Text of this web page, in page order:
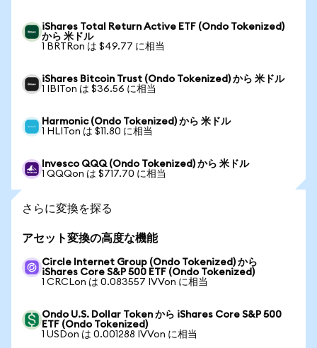
iShares Total Return Active ETF (Ondo Tokenized)
から 米ドル
1 BRTRon は $49.77 に相当
iShares Bitcoin Trust (Ondo Tokenized) から 米ドル
1 IBITon は $36.56 に相当
Harmonic (Ondo Tokenized) から 米ドル
1 HLITon は $11.80 に相当
Invesco QQQ (Ondo Tokenized) から 米ドル
1 QQQon は $717.70 に相当
さらに変換を探る
アセット変換の高度な機能
Circle Internet Group (Ondo Tokenized) から
iShares Core S&P 500 ETF (Ondo Tokenized)
1 CRCLon は 0.083557 IVVon に相当
Ondo U.S. Dollar Token から iShares Core S&P 500
ETF (Ondo Tokenized)
1 USDon は 0.001288 IVVon に相当